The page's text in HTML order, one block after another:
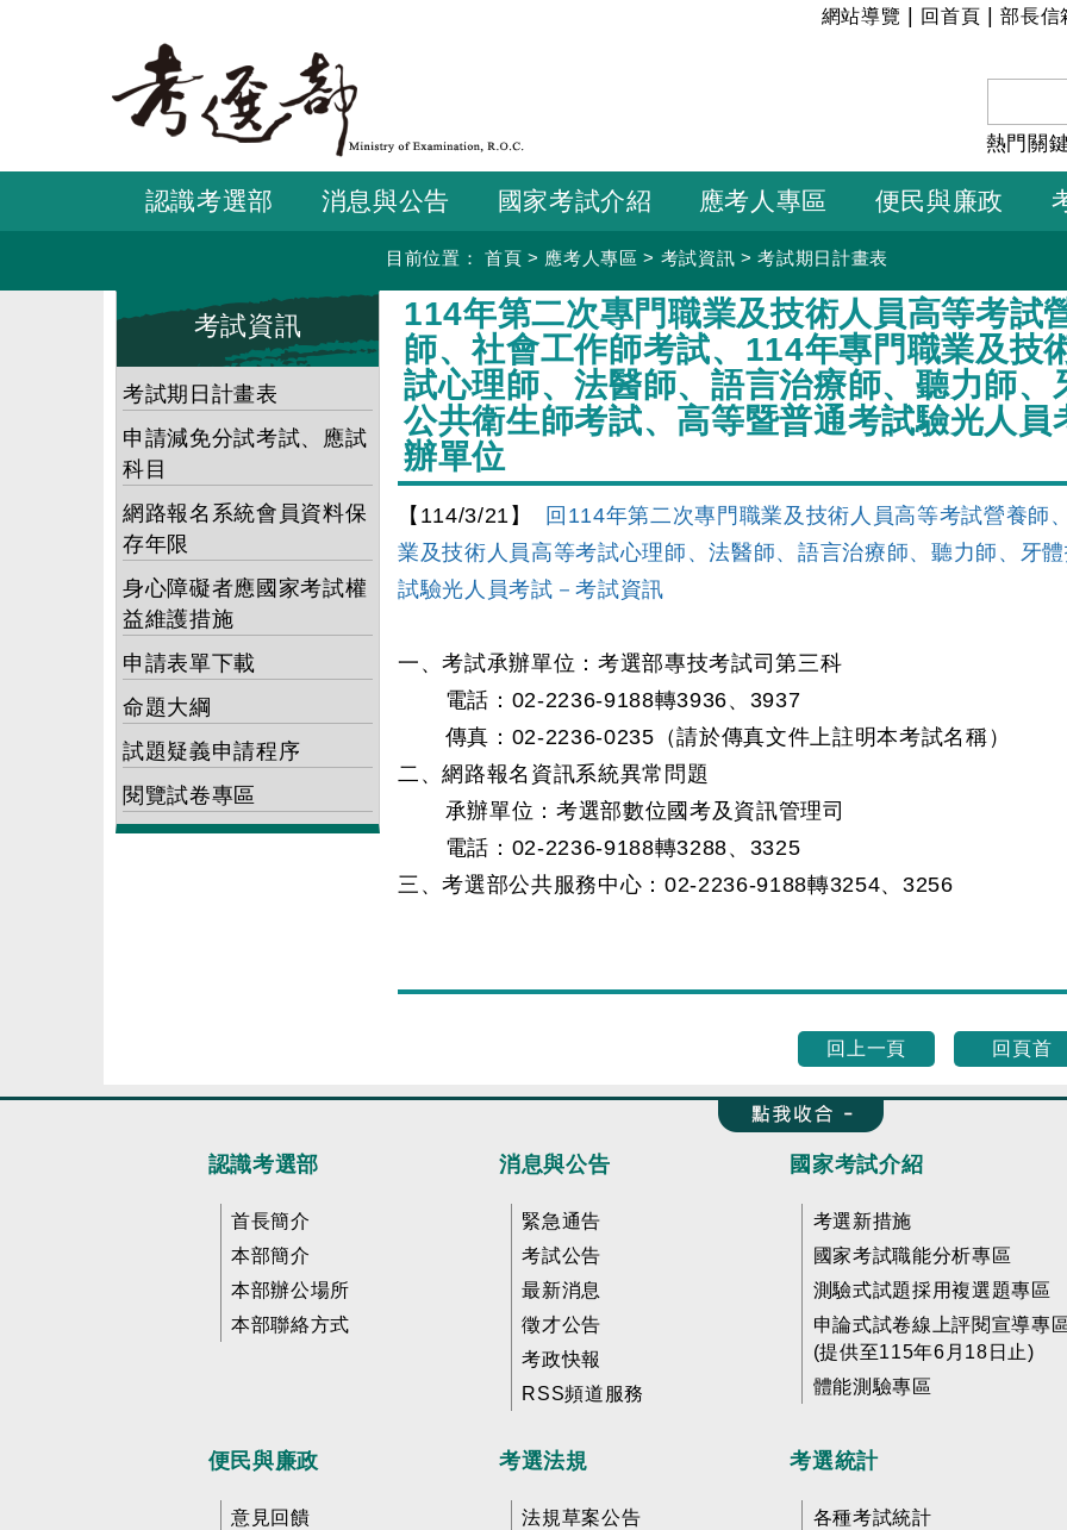
要
容
:::
網站導覽 回首頁 |部長信
熱門關
認識考選部 消息與公告 國家考試介紹 應考人專區 便民與廉政
目前位置： 首頁 > 應考人專區 > 考試資訊 >考試期日計畫表
考試資訊
考試期日計畫表
申請減免分試考試、應試
科目
網路報名系統會員資料保
存年限
身心障礙者應國家考試權
益維護措施
申請表單下載
命題大綱
試題疑義申請程序
閱覽試卷專區
:::
114年第二次專門職業及技術人員高等考試
師、社會工作師考試、114年專門職業及技
試心理師、法醫師、語言治療師、聽力師、
公共衛生師考試、高等暨普通考試驗光人員
辦單位
【114/3/21】
回114年第二次專門職業及技術人員高等考試營養師
業及技術人員高等考試心理師、法醫師、語言治療師、聽力師、牙
試驗光人員考試－考試資訊
一、考試承辦單位：考選部專技考試司第三科
電話：02-2236-9188轉3936、3937
傳真：02-2236-0235（請於傳真文件上註明本考試名稱）
二、網路報名資訊系統異常問題
承辦單位：考選部數位國考及資訊管理司
電話：02-2236-9188轉3288、3325
三、考選部公共服務中心：02-2236-9188轉3254、3256
回上一頁 回頁首
收合 FatFooter
認識考選部
首長簡介
本部簡介
本部辦公場所
本部聯絡方式
消息與公告
緊急通告
考試公告
最新消息
徵才公告
考政快報
RSS頻道服務
國家考試介紹
考選新措施
國家考試職能分析專區
測驗式試題採用複選題專區
申論式試卷線上評閱宣導專
(提供至115年6月18日止)
體能測驗專區
便民與廉政
意見回饋
考選法規
法規草案公告
考選統計
各種考試統計